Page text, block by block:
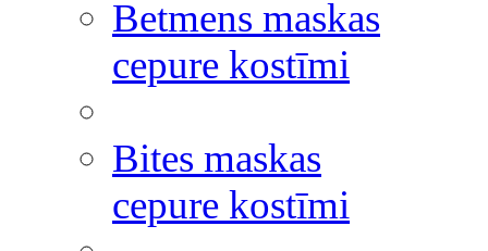
Betmens maskas
cepure kostīmi
Bites maskas
cepure kostīmi